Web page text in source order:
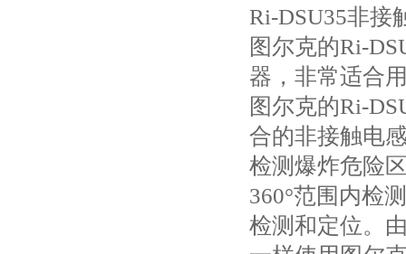
Ri-DSU35非接
图尔克的Ri-
器，非常适合
图尔克的Ri-
合的非接触电
检测爆炸危险
360°范围内检
检测和定位。